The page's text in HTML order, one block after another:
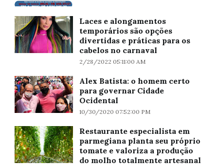
Laces e alongamentos
temporários são opções
divertidas e práticas para os
cabelos no carnaval
2/28/2022 05:11:00 AM
Alex Batista: o homem certo
para governar Cidade
Ocidental
10/30/2020 07:52:00 PM
Restaurante especialista em
parmegiana planta seu próprio
tomate e valoriza a produção
do molho totalmente artesanal